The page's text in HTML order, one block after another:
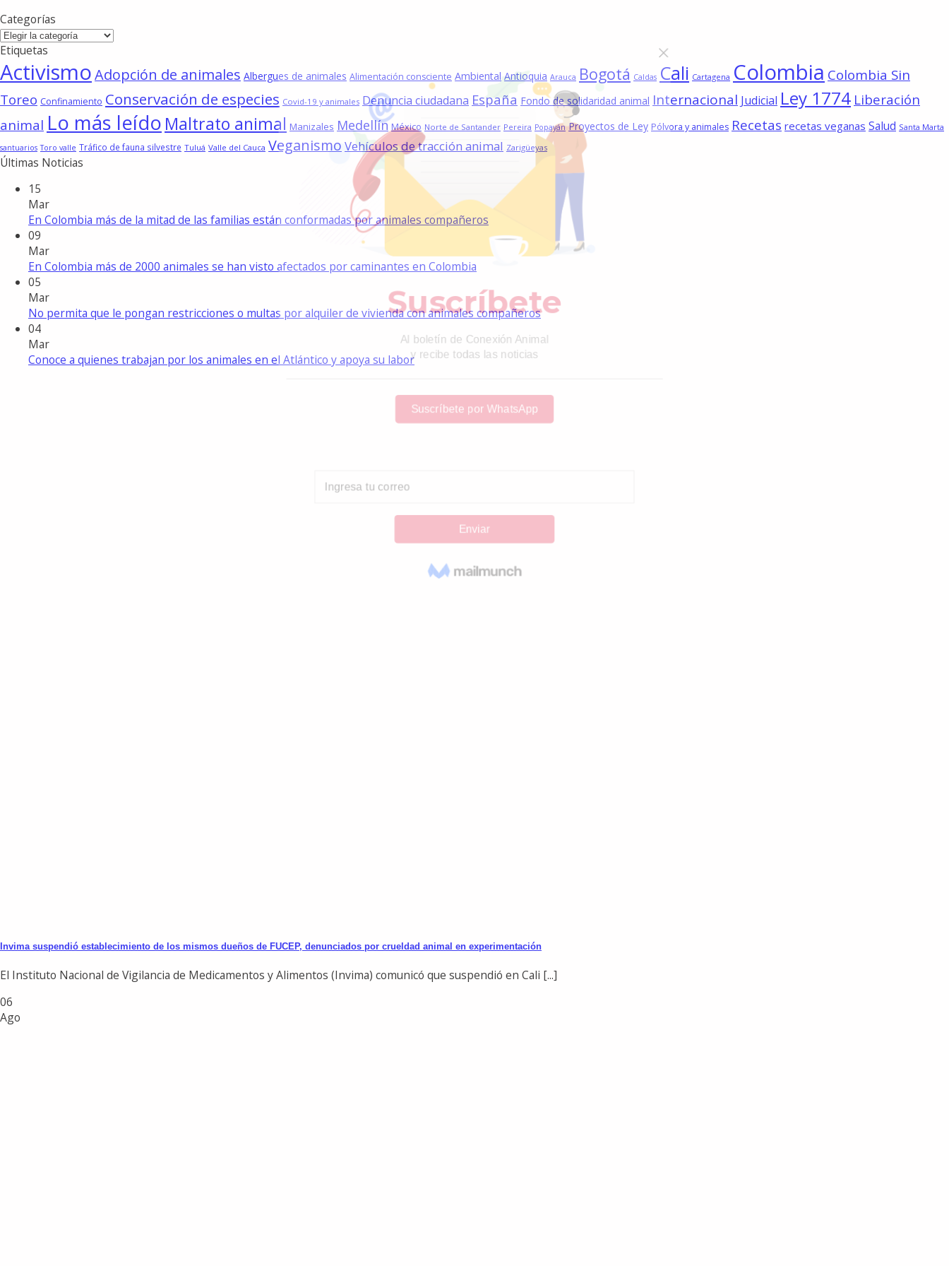
Categorías
Categorías
Etiquetas
ActivismoAdopción de animales Albergues de animales Alimentación consciente Ambiental Antioquia Arauca Bogotá Caldas Cali Cartagena Colombia Colombia Sin
Toreo Confinamiento Conservación de especies Covid-19 y animales Denuncia ciudadana España Fondo de solidaridad animal Internacional Judicial Ley 1774 Liberación
animal Lo más leído Maltrato animal Manizales Medellín México Norte de Santander Pereira Popayán Proyectos de Ley Pólvora y animales Recetas recetas veganas Salud Santa Marta
santuarios Toro valle Tráfico de fauna silvestre Tuluá Valle del Cauca Veganismo Vehículos de tracción animal Zarigüeyas
Últimas Noticias
15
Mar
En Colombia más de la mitad de las familias están conformadas por animales compañeros
09
Mar
En Colombia más de 2000 animales se han visto afectados por caminantes en Colombia
05
Mar
No permita que le pongan restricciones o multas por alquiler de vivienda con animales compañeros
04
Mar
Conoce a quienes trabajan por los animales en el Atlántico y apoya su labor
Invima suspendió establecimiento de los mismos dueños de FUCEP, denunciados por crueldad animal en experimentación
El Instituto Nacional de Vigilancia de Medicamentos y Alimentos (Invima) comunicó que suspendió en Cali [...]
06
Ago